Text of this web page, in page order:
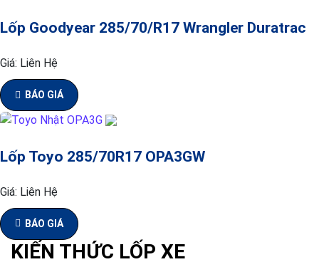
Lốp Goodyear 285/70/R17 Wrangler Duratrac
Giá: Liên Hệ
BÁO GIÁ
Lốp Toyo 285/70R17 OPA3GW
Giá: Liên Hệ
BÁO GIÁ
KIẾN THỨC LỐP XE